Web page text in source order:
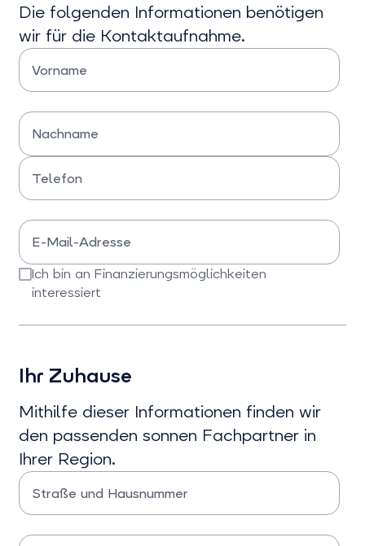
auswählen
auswählen
Die folgenden Informationen benötigen
wir für die Kontaktaufnahme.
Vorname
Nachname
Bitte Nachname eingeben
Telefon
E-Mail-Adresse
Bitte E-Mail-Adresse eingeben
Ich bin an Finanzierungsmöglichkeiten
interessiert
Ihr Zuhause
Mithilfe dieser Informationen finden wir
den passenden sonnen Fachpartner in
Ihrer Region.
Straße und Hausnummer